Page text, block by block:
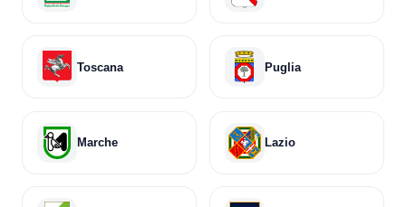
Toscana Puglia
Marche Lazio